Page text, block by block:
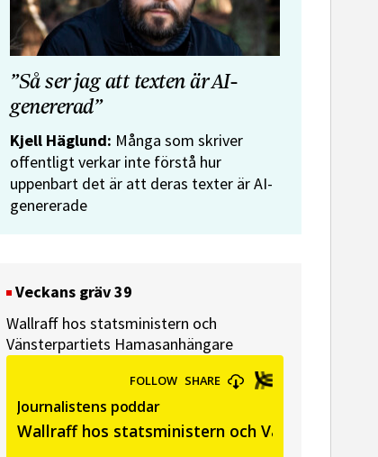
”Så ser jag att texten är AI-
genererad”
Kjell Häglund: Många som skriver
offentligt verkar inte förstå hur
uppenbart det är att deras texter är AI-
genererade
Veckans gräv 39
Wallraff hos statsministern och
Vänsterpartiets Hamasanhängare